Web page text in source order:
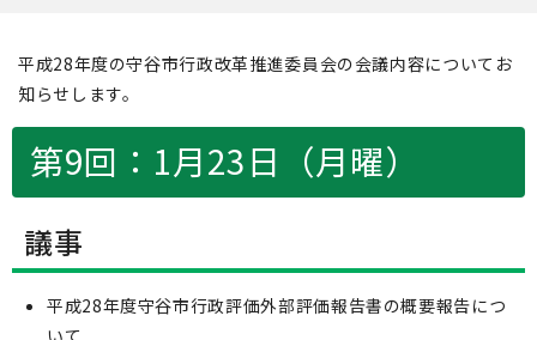
平成28年度の守谷市行政改革推進委員会の会議内容についてお
知らせします。
第9回：1月23日（月曜）
議事
平成28年度守谷市行政評価外部評価報告書の概要報告につ
いて